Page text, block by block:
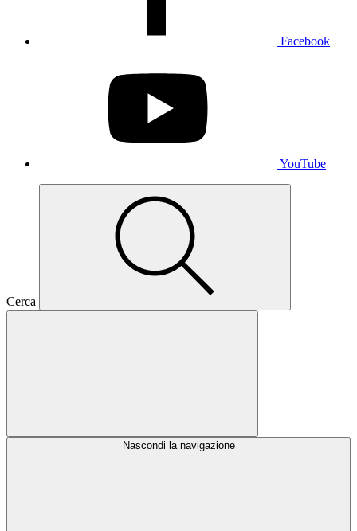
Facebook
YouTube
Cerca
Nascondi la navigazione